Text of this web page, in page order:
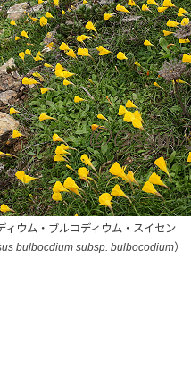
ィウム・ブルコディウム・スイセン
bulbocdium subsp. bulbocodium）